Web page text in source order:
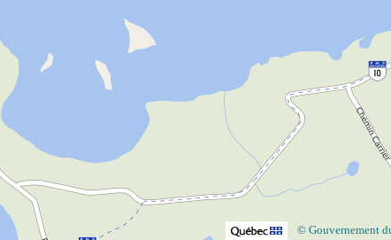
© Gouvernement